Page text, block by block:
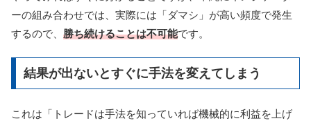
ーの組み合わせでは、実際には「ダマシ」が高い頻度で発生
するので、 勝ち続けることは不可能です。
結果が出ないとすぐに手法を変えてしまう
これは「トレードは手法を知っていれば機械的に利益を上げ